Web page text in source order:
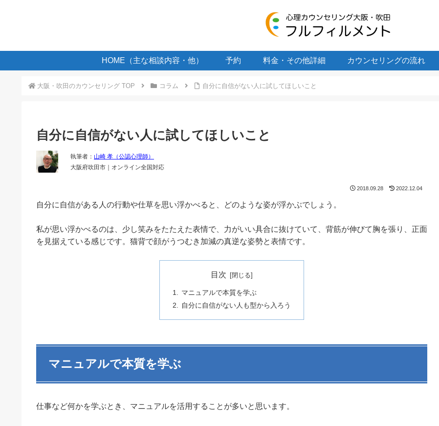
HOME（主な相談内容・他） 予約 料金・その他詳細 カウンセリングの流れ
大阪・吹田のカウンセリング TOP コラム 自分に自信がない人に試してほしいこと
自分に自信がない人に試してほしいこと
執筆者： 山崎 孝（公認心理師）
大阪府吹田市｜オンライン全国対応
2018.09.28 2022.12.04
自分に自信がある人の行動や仕草を思い浮かべると、どのような姿が浮かぶでしょう。
私が思い浮かべるのは、少し笑みをたたえた表情で、力がいい具合に抜けていて、背筋が伸びて胸を張り、正面
を見据えている感じです。猫背で顔がうつむき加減の真逆な姿勢と表情です。
目次
マニュアルで本質を学ぶ
自分に自信がない人も型から入ろう
マニュアルで本質を学ぶ
仕事など何かを学ぶとき、マニュアルを活用することが多いと思います。